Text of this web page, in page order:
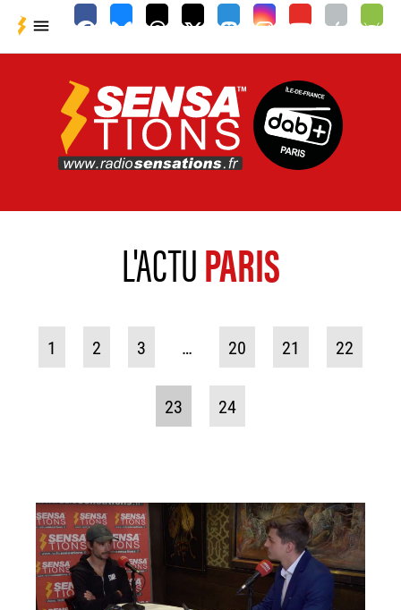

L'ACTUPARIS
1 2 3 … 20 21 22
23 24